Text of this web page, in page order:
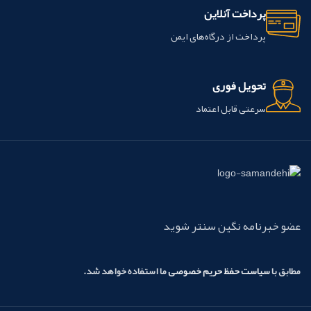
پرداخت آنلاین
پرداخت از درگاه‌های ایمن
تحویل فوری
سرعتی قابل اعتماد
عضو خبرنامه نگین سنتر شوید
مطابق باسیاست حفظ حریم خصوصیما استفاده خواهد شد.